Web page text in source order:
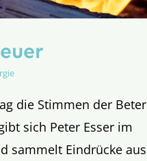
die Stimmen der Beter
sich Peter Esser im
sammelt Eindrücke aus